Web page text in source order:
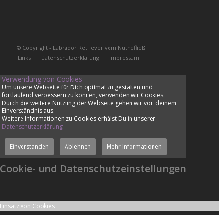
© Copyright - Labrador Retriever vom Nuthefließ
Links
Datenschutzerklärung Impressum
Verwendung von Cookies
Um unsere Webseite für Dich optimal zu gestalten und
fortlaufend verbessern zu können, verwenden wir Cookies.
Durch die weitere Nutzung der Webseite gehen wir von deinem
Einverständnis aus.
Weitere Informationen zu Cookies erhälst Du in unserer
Datenschutzerklärung
Einverstanden Ablehnen Mehr Informationen
Cookie- und Datenschutzeinstellungen
Einsatz von Cookies